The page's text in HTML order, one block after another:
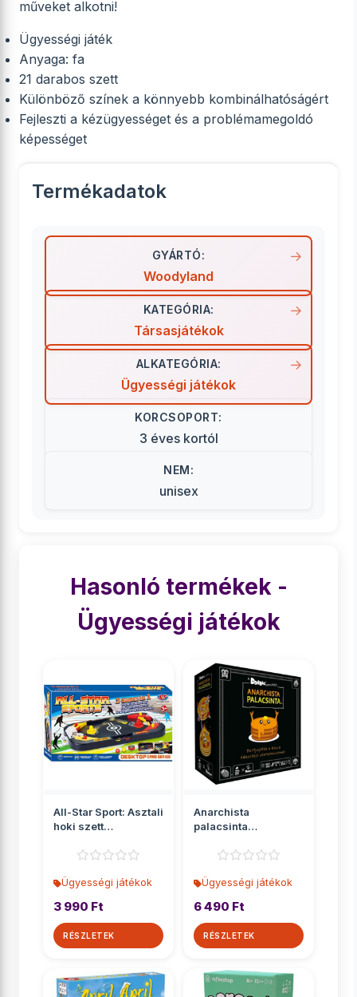
műveket alkotni!
Ügyességi játék
Anyaga: fa
21 darabos szett
Különböző színek a könnyebb kombinálhatóságért
Fejleszti a kézügyességet és a problémamegoldó
képességet
Termékadatok
GYÁRTÓ:
Woodyland
KATEGÓRIA:
Társasjátékok
ALKATEGÓRIA:
Ügyességi játékok
KORCSOPORT:
3 éves kortól
NEM:
unisex
Hasonló termékek -
Ügyességi játékok
All-Star Sport: Asztali
hoki szett
Ügyességi játékok
3 990 Ft
RÉSZLETEK
Anarchista
palacsinta
Ügyességi játékok
6 490 Ft
RÉSZLETEK